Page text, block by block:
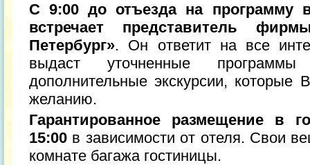
С 9:00 до отъезда на программу
встречает представитель
Петербург». Он ответит на все
выдаст уточненные
дополнительные экскурсии, которые
желанию.
Гарантированное размещение в
15:00 в зависимости от отеля. Свои
комнате багажа гостиницы.